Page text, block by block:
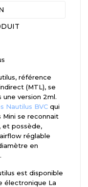
référence
(MTL), se
une version 2ml.
Nautilus BVC qui
se reconnait
et possède,
réglable
en
est disponible
électronique La